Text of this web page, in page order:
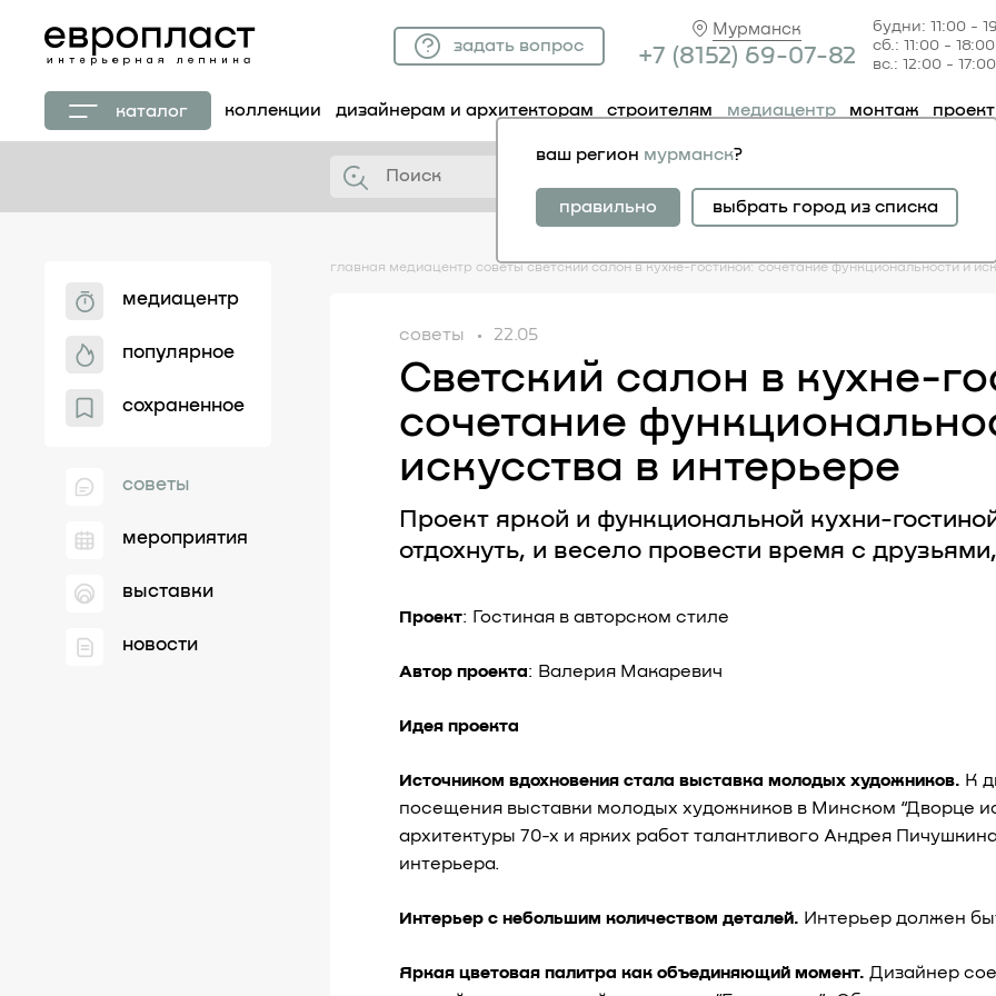
Мурманск
+7 (81 52) 69-07-82
будни: 11:00 -
сб.: 11:00 - 18:00
вс.: 12:00 - 17:00
задать вопрос
каталог коллекции дизайнерам и архитекторам строителям медиацентр монтаж
ваш регион мурманск?
правильно выбрать город из списка
медиацентр
популярное
сохраненное
советы
мероприятия
выставки
новости
главная медиацентр советы светский салон в кухне-гостиной: сочетание функциональности и
советы 22.05
Светский салон в кухне-
сочетание
искусства в интерьере
Проект яркой и функциональной кухни-
отдохнуть, и весело провести время с
Проект: Гостиная в авторском стиле
Автор проекта: Валерия Макаревич
Идея проекта
Источником вдохновения стала выставка молодых художников. К
посещения выставки молодых художников в Минском “Дворце
архитектуры 70-х и ярких работ талантливого Андрея
интерьера.
Интерьер с небольшим количеством деталей. Интерьер должен
Яркая цветовая палитра как объединяющий момент. Дизайнер